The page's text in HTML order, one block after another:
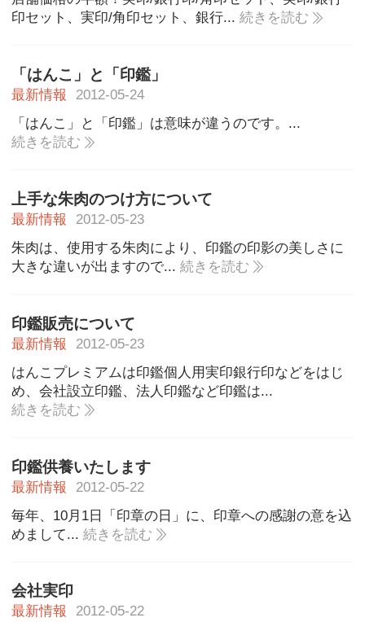
印セット、実印/角印セット、銀行...続きを読む
「はんこ」と「印鑑」
最新情報
2012-05-24
「はんこ」と「印鑑」は意味が違うのです。...
続きを読む
上手な朱肉のつけ方について
最新情報
2012-05-23
朱肉は、使用する朱肉により、印鑑の印影の美しさに
大きな違いが出ますので...続きを読む
印鑑販売について
最新情報
2012-05-23
はんこプレミアムは印鑑個人用実印銀行印などをはじ
め、会社設立印鑑、法人印鑑など印鑑は...
続きを読む
印鑑供養いたします
最新情報
2012-05-22
毎年、10月1日「印章の日」に、印章への感謝の意を込
めまして...続きを読む
会社実印
最新情報
2012-05-22